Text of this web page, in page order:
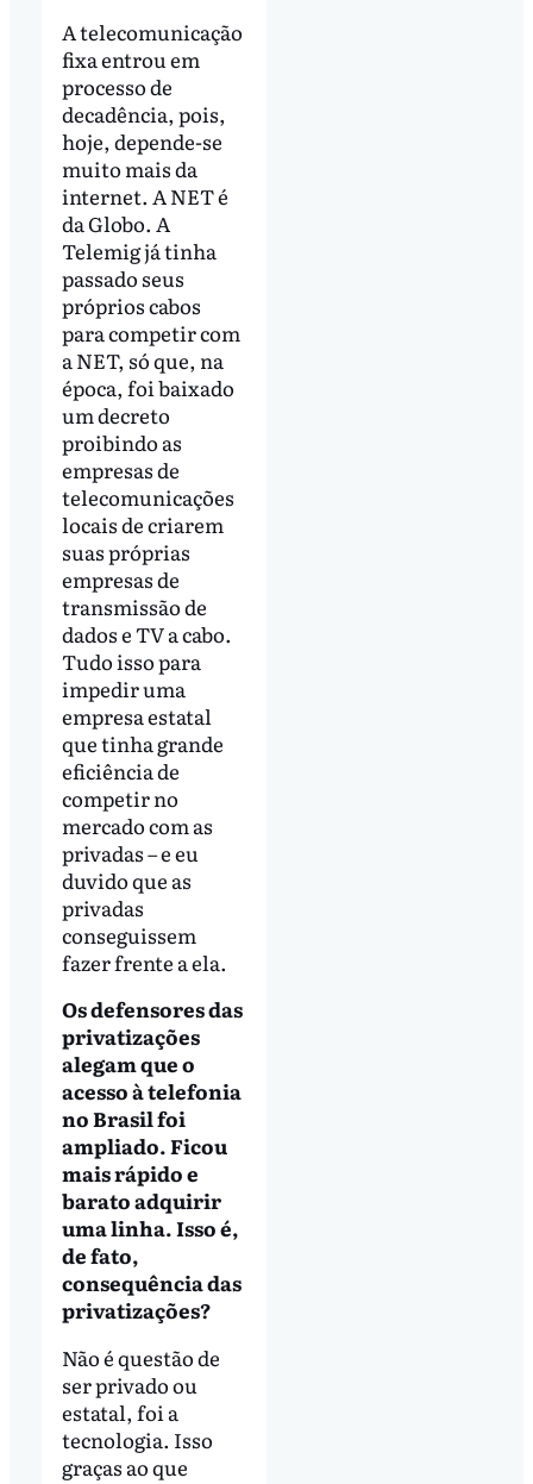
A telecomunicação
fixa entrou em
processo de
decadência, pois,
hoje, depende-se
muito mais da
internet. A NET é
da Globo. A
Telemig já tinha
passado seus
próprios cabos
para competir com
a NET, só que, na
época, foi baixado
um decreto
proibindo as
empresas de
telecomunicações
locais de criarem
suas próprias
empresas de
transmissão de
dados e TV a cabo.
Tudo isso para
impedir uma
empresa estatal
que tinha grande
eficiência de
competir no
mercado com as
privadas – e eu
duvido que as
privadas
conseguissem
fazer frente a ela.
Os defensores das
privatizações
alegam que o
acesso à telefonia
no Brasil foi
ampliado. Ficou
mais rápido e
barato adquirir
uma linha. Isso é,
de fato,
consequência das
privatizações?
Não é questão de
ser privado ou
estatal, foi a
tecnologia. Isso
graças ao que